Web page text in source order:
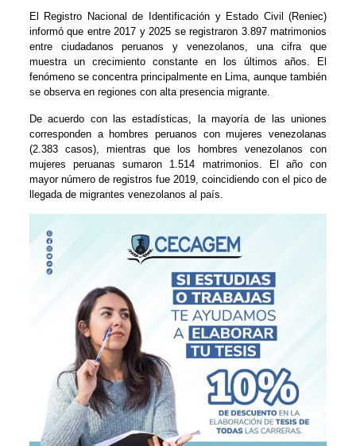
El Registro Nacional de Identificación y Estado Civil (Reniec)
informó que entre 2017 y 2025 se registraron 3.897 matrimonios
entre ciudadanos peruanos y venezolanos, una cifra que
muestra un crecimiento constante en los últimos años. El
fenómeno se concentra principalmente en Lima, aunque también
se observa en regiones con alta presencia migrante.
De acuerdo con las estadísticas, la mayoría de las uniones
corresponden a hombres peruanos con mujeres venezolanas
(2.383 casos), mientras que los hombres venezolanos con
mujeres peruanas sumaron 1.514 matrimonios. El año con
mayor número de registros fue 2019, coincidiendo con el pico de
llegada de migrantes venezolanos al país.